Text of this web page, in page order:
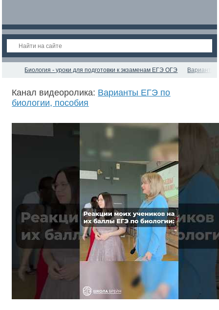
Биология - уроки для подготовки к экзаменам ЕГЭ ОГЭ Варианты
Канал видеоролика: Варианты ЕГЭ по
биологии, пособия